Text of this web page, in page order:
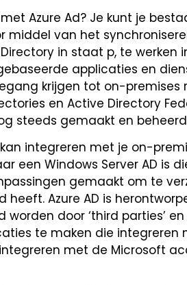
Azure Ad? Je kunt je
middel van het
in staat p, te
applicaties en
krijgen tot on-premises
en Active Directory
steeds gemaakt en
integreren met je on-
een Windows Server AD is
gemaakt om te
heeft. Azure AD is
worden door ‘third parties’
te maken die integreren
met de Microsoft